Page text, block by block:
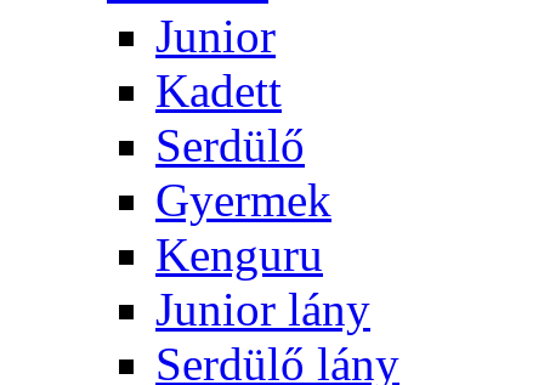
Junior
Kadett
Serdülő
Gyermek
Kenguru
Junior lány
Serdülő lány